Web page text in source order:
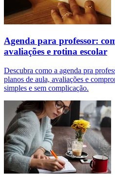
Agenda para professor:
avaliações e rotina escolar
Descubra como a agenda pra
planos de aula, avaliações e
simples e sem complicação.